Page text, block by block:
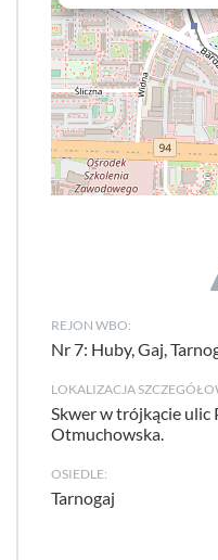
REJON WBO:
Nr 7: Huby, Gaj,
LOKALIZACJA
Skwer w trójkącie ulic
Otmuchowska.
OSIEDLE:
Tarnogaj